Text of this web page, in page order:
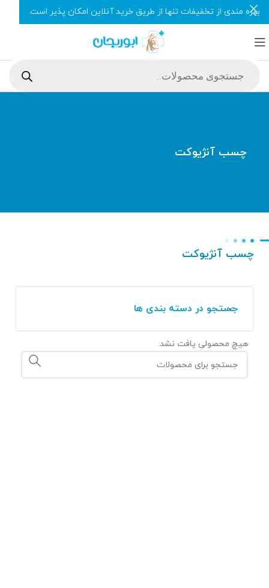
چسب آنژیوکت
چسب آنژیوکت
جستجو در دسته بندی ها
هیچ محصولی یافت نشد.
بهره مندی از تخفیفات تنها از طریق خرید آنلاین امکان پذیر است.